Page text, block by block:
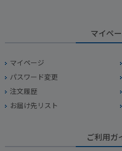
マイペ
マイページ
パスワード変更
注文履歴
お届け先リスト
ご利用ガ